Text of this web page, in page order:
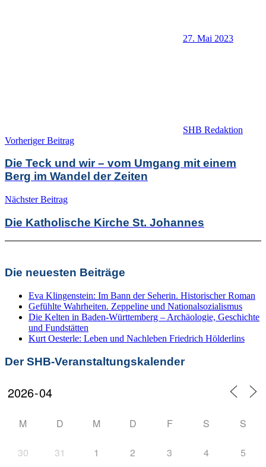
27. Mai 2023
SHB Redaktion
Beitragsnavigation
Vorheriger Beitrag
Die Teck und wir – vom Umgang mit einem
Berg im Wandel der Zeiten
Nächster Beitrag
Die Katholische Kirche St. Johannes
Die neuesten Beiträge
Eva Klingenstein: Im Bann der Seherin. Historischer Roman
Gefühlte Wahrheiten. Zeppeline und Nationalsozialismus
Die Kelten in Baden-Württemberg – Archäologie, Geschichte
und Fundstätten
Kurt Oesterle: Leben und Nachleben Friedrich Hölderlins
Der SHB-Veranstaltungskalender
M D M D F S S
30 31 1 2 3 4 5